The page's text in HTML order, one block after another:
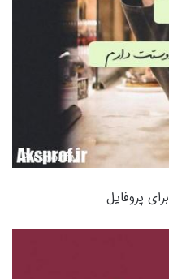
برای پروفایل